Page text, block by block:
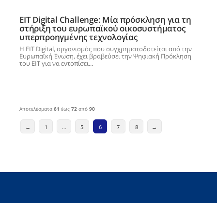
EIT Digital Challenge: Μία πρόσκληση για τη
στήριξη του ευρωπαϊκού οικοσυστήματος
υπερπροηγμένης τεχνολογίας
Η EIT Digital, οργανισμός που συγχρηματοδοτείται από την
Ευρωπαϊκή Ένωση, έχει βραβεύσει την Ψηφιακή Πρόκληση
του ΕΙΤ για να εντοπίσει...
Αποτελέσματα 61 έως 72 από 90
Πλοήγηση
← 1 … 5 6 7 8 →